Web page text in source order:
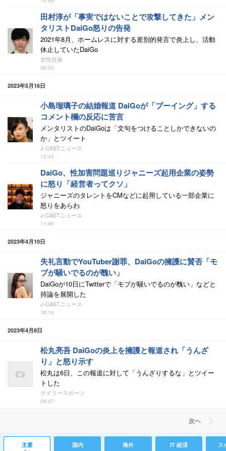
田村淳が「事実ではないことで攻撃してきた」メン
タリストDaiGo怒りの告発
2021年8月、ホームレスに対する差別的発言で炎上し、活動
休止していたDaiGo
女性自身
06:00
2023年5月16日
小島瑠璃子の結婚報道 DaiGoが「ブーイング」する
コメント欄の反応に苦言
メンタリストのDaiGoは「文句をつけることしかできないの
か」とツイート
J-CASTニュース
12:43
DaiGo、性加害問題巡りジャニーズ起用企業の姿勢
に怒り「経営者ってクソ」
ジャニーズのタレントをCMなどに起用している一部企業に
怒りをあらわ
J-CASTニュース
11:46
2023年4月10日
失礼言動でYouTuber謝罪、DaiGoの擁護に賛否「モ
ブが騒いでるのが醜い」
DaiGoが10日にTwitterで「モブが騒いでるのが醜い」などと
持論を展開した
J-CASTニュース
18:14
2023年4月8日
松丸亮吾 DaiGoの炎上を擁護と報道され「うんざ
り」と怒り示す
松丸は6日、この報道に対して「うんざりするな」とツイー
トした
デイリースポーツ
09:27
次ヘ
主要 国内 海外 IT 経済 ス